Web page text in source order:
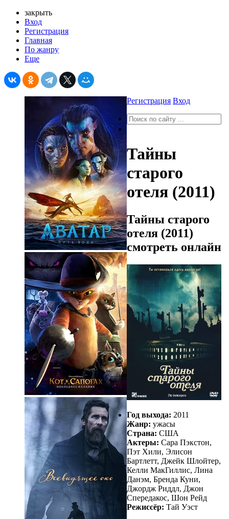
закрыть
Вход
Регистрация
Главная
По жанру
Еще
Регистрация Вход
Тайны
старого
отеля (2011)
Тайны старого
отеля (2011)
смотреть онлайн
Год выхода: 2011
Жанр: ужасы
Страна: США
Актеры: Сара Пэкстон,
Пэт Хили, Элисон
Бартлетт, Джейк Шлойтер,
Келли МакГиллис, Лина
Данэм, Бренда Куни,
Джордж Риддл, Джон
Спередакос, Шон Рейд
Режиссёр: Тай Уэст